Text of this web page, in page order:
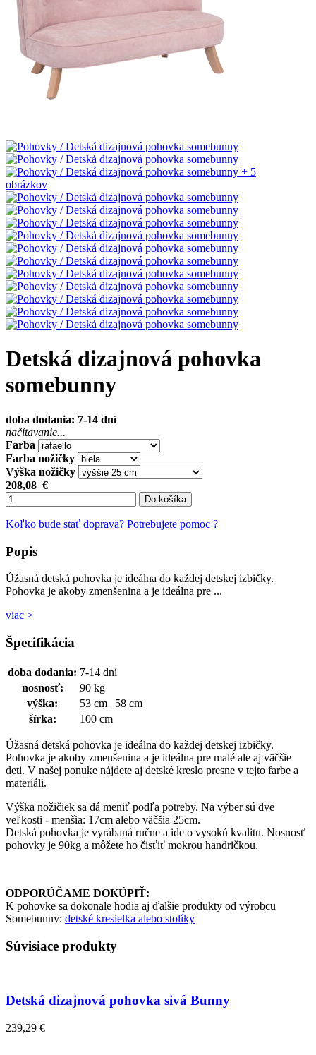
+ 5
obrázkov
Detská dizajnová pohovka
somebunny
doba dodania: 7-14 dní
načítavanie...
Farba
Farba nožičky
Výška nožičky
208,08 €
Do košíka
Koľko bude stať doprava? Potrebujete pomoc ?
Popis
Úžasná detská pohovka je ideálna do každej detskej izbičky.
Pohovka je akoby zmenšenina a je ideálna pre ...
viac >
Špecifikácia
doba dodania: 7-14 dní
nosnosť:
90 kg
výška:
53 cm | 58 cm
šírka:
100 cm
Úžasná detská pohovka je ideálna do každej detskej izbičky.
Pohovka je akoby zmenšenina a je ideálna pre malé ale aj väčšie
deti. V našej ponuke nájdete aj detské kreslo presne v tejto farbe a
materiáli.
Výška nožičiek sa dá meniť podľa potreby. Na výber sú dve
veľkosti - menšia: 17cm alebo väčšia 25cm.
Detská pohovka je vyrábaná ručne a ide o vysokú kvalitu. Nosnosť
pohovky je 90kg a môžete ho čisťiť mokrou handričkou.
ODPORÚČAME DOKÚPIŤ:
K pohovke sa dokonale hodia aj ďalšie produkty od výrobcu
Somebunny: detské kresielka alebo stolíky
Súvisiace produkty
Detská dizajnová pohovka sivá Bunny
239,29 €